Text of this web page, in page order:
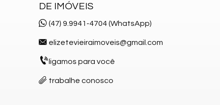
DE IMÓVEIS
(47) 9.9941-4704 (WhatsApp)
elizetevieiraimoveis@gmail.com
ligamos para você
trabalhe conosco